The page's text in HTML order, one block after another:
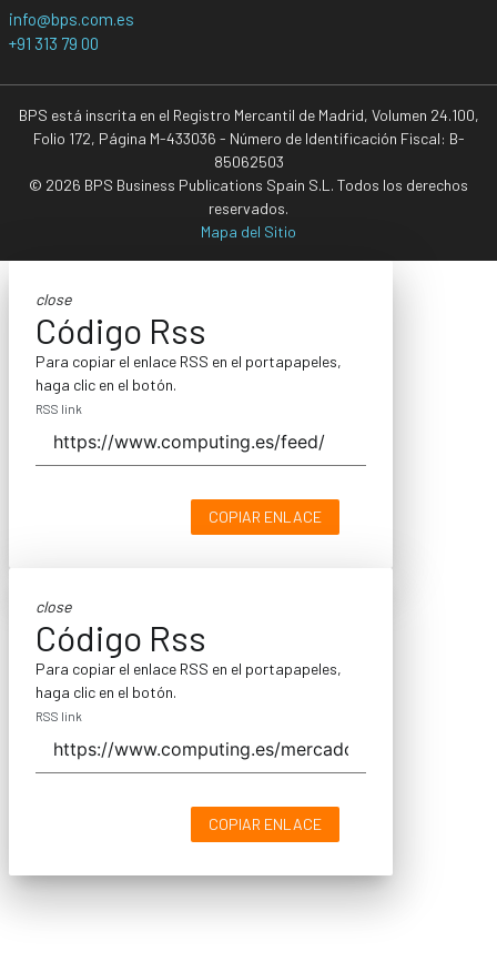
info@bps.com.es
+91 313 79 00
BPS está inscrita en el Registro Mercantil de Madrid, Volumen 24.100,
Folio 172, Página M-433036 - Número de Identificación Fiscal: B-
85062503
© 2026 BPS Business Publications Spain S.L. Todos los derechos
reservados.
Mapa del Sitio
close
Código Rss
Para copiar el enlace RSS en el portapapeles,
haga clic en el botón.
RSS link
COPIAR ENLACE
close
Código Rss
Para copiar el enlace RSS en el portapapeles,
haga clic en el botón.
RSS link
COPIAR ENLACE